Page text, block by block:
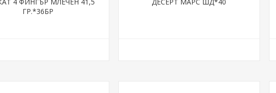
4 ФИНГЪР МЛЕЧЕН 41,5
ГР.*36БР
ДЕСЕРТ МАРС ШД*40